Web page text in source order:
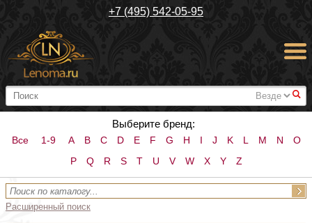
+7 (495) 542-05-95
#
Выберите бренд:
Все 1-9 A B C D E F G H I J K L M N
O
P
Q R S T U V W X Y Z
Расширенный поиск